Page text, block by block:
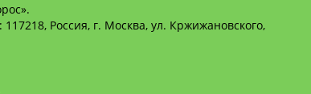
Россия, г. Москва, ул. Кржижановского,